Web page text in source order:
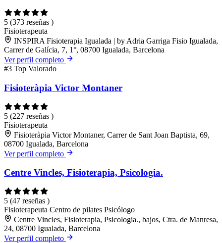
5 (373 reseñas )
Fisioterapeuta
INSPIRA Fisioterapia Igualada | by Adria Garriga Fisio Igualada,
Carrer de Galícia, 7, 1°, 08700 Igualada, Barcelona
Ver perfil completo
#3 Top Valorado
Fisioteràpia Victor Montaner
5 (227 reseñas )
Fisioterapeuta
Fisioteràpia Victor Montaner, Carrer de Sant Joan Baptista, 69,
08700 Igualada, Barcelona
Ver perfil completo
Centre Vincles, Fisioterapia, Psicologia.
5 (47 reseñas )
Fisioterapeuta Centro de pilates Psicólogo
Centre Vincles, Fisioterapia, Psicologia., bajos, Ctra. de Manresa,
24, 08700 Igualada, Barcelona
Ver perfil completo